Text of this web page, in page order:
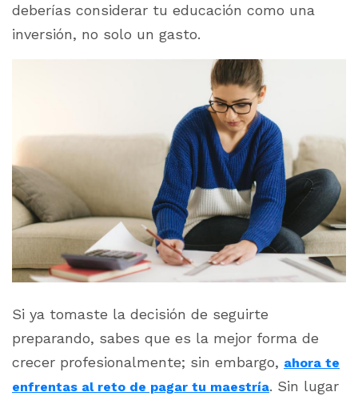
deberías considerar tu educación como una
inversión, no solo un gasto.
Si ya tomaste la decisión de seguirte
preparando, sabes que es la mejor forma de
crecer profesionalmente; sin embargo, ahora te
enfrentas al reto de pagar tu maestría. Sin lugar